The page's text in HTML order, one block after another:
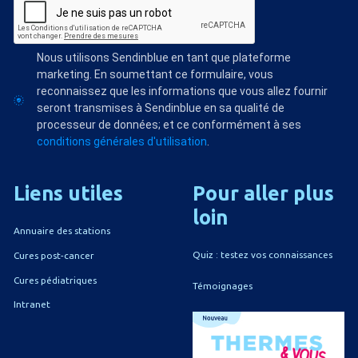
Nous utilisons Sendinblue en tant que plateforme
marketing. En soumettant ce formulaire, vous
reconnaissez que les informations que vous allez fournir
seront transmises à Sendinblue en sa qualité de
processeur de données; et ce conformément à ses
conditions générales d'utilisation.
Liens utiles
Annuaire des stations
Cures post-cancer
Cures pédiatriques
Intranet
Pour aller plus
loin
Quiz : testez vos connaissances
Témoignages